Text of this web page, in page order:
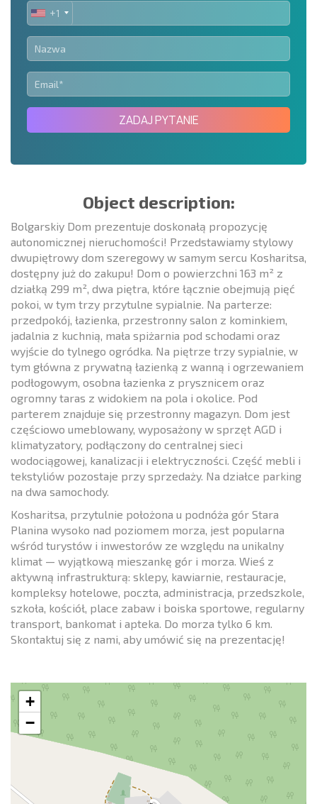
UNITED
STATES
+1
+1
ZADAJ PYTANIE
Object description:
Bolgarskiy Dom prezentuje doskonałą propozycję
autonomicznej nieruchomości! Przedstawiamy stylowy
dwupiętrowy dom szeregowy w samym sercu Kosharitsa,
dostępny już do zakupu! Dom o powierzchni 163 m² z
działką 299 m², dwa piętra, które łącznie obejmują pięć
pokoi, w tym trzy przytulne sypialnie. Na parterze:
przedpokój, łazienka, przestronny salon z kominkiem,
jadalnia z kuchnią, mała spiżarnia pod schodami oraz
wyjście do tylnego ogródka. Na piętrze trzy sypialnie, w
tym główna z prywatną łazienką z wanną i ogrzewaniem
podłogowym, osobna łazienka z prysznicem oraz
ogromny taras z widokiem na pola i okolice. Pod
parterem znajduje się przestronny magazyn. Dom jest
częściowo umeblowany, wyposażony w sprzęt AGD i
klimatyzatory, podłączony do centralnej sieci
wodociągowej, kanalizacji i elektryczności. Część mebli i
tekstyliów pozostaje przy sprzedaży. Na działce parking
na dwa samochody.
Kosharitsa, przytulnie położona u podnóża gór Stara
Planina wysoko nad poziomem morza, jest popularna
wśród turystów i inwestorów ze względu na unikalny
klimat — wyjątkową mieszankę gór i morza. Wieś z
aktywną infrastrukturą: sklepy, kawiarnie, restauracje,
kompleksy hotelowe, poczta, administracja, przedszkole,
szkoła, kościół, place zabaw i boiska sportowe, regularny
transport, bankomat i apteka. Do morza tylko 6 km.
Skontaktuj się z nami, aby umówić się na prezentację!
+
−